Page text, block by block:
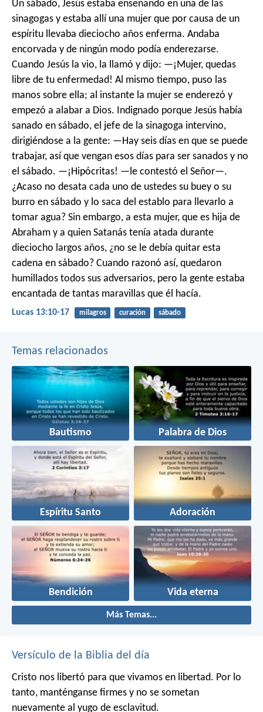
Un sábado, Jesús estaba enseñando en una de las
sinagogas y estaba allí una mujer que por causa de un
espíritu llevaba dieciocho años enferma. Andaba
encorvada y de ningún modo podía enderezarse.
Cuando Jesús la vio, la llamó y dijo: —¡Mujer, quedas
libre de tu enfermedad! Al mismo tiempo, puso las
manos sobre ella; al instante la mujer se enderezó y
empezó a alabar a Dios. Indignado porque Jesús había
sanado en sábado, el jefe de la sinagoga intervino,
dirigiéndose a la gente: —Hay seis días en que se puede
trabajar, así que vengan esos días para ser sanados y no
el sábado. —¡Hipócritas! —le contestó el Señor—.
¿Acaso no desata cada uno de ustedes su buey o su
burro en sábado y lo saca del establo para llevarlo a
tomar agua? Sin embargo, a esta mujer, que es hija de
Abraham y a quien Satanás tenía atada durante
dieciocho largos años, ¿no se le debía quitar esta
cadena en sábado? Cuando razonó así, quedaron
humillados todos sus adversarios, pero la gente estaba
encantada de tantas maravillas que él hacía.
Lucas 13:10-17 milagros curación sábado
Temas relacionados
Bautismo Palabra de Dios
Espíritu Santo Adoración
Bendición Vida eterna
Más Temas...
Versículo de la Biblia del día
Cristo nos libertó para que vivamos en libertad. Por lo
tanto, manténganse firmes y no se sometan
nuevamente al yugo de esclavitud.